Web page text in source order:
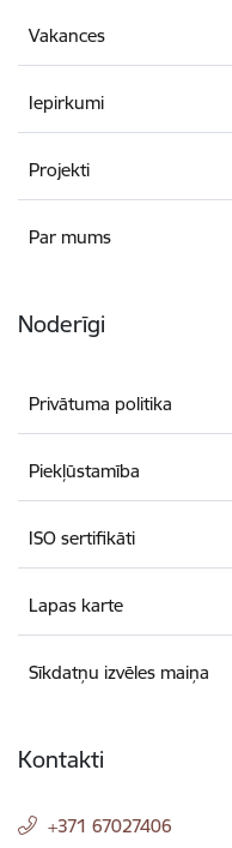
Vakances
Iepirkumi
Projekti
Par mums
Noderīgi
Privātuma politika
Piekļūstamība
ISO sertifikāti
Lapas karte
Sīkdatņu izvēles maiņa
Kontakti
+371 67027406